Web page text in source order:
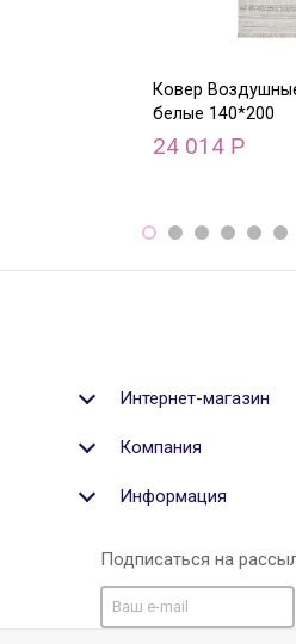
Ковер
белые 140*200
24 014 Р
Интернет-магазин
Компания
Информация
Подписаться на